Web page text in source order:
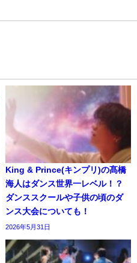
King & Prince(キンプリ)の髙橋
海人はダンス世界一レベル！？
ダンススクールや子供の頃のダ
ンス大会についても！
2026年5月31日